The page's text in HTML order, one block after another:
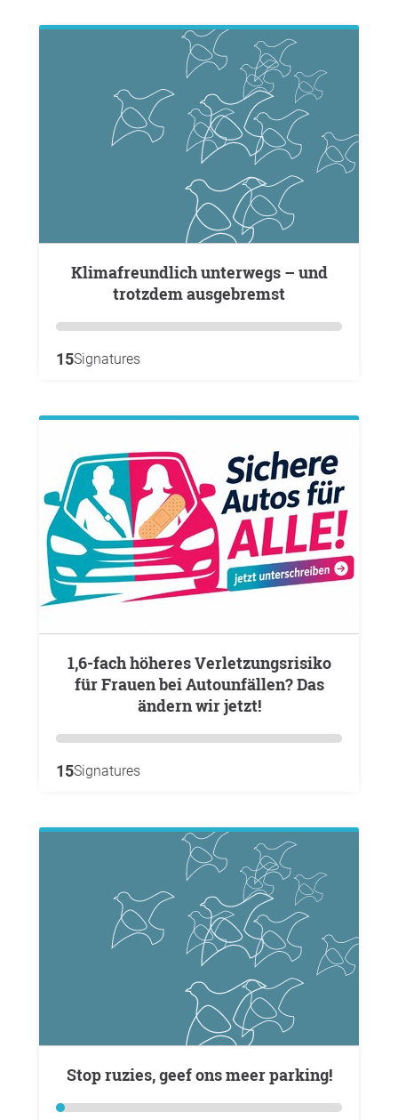
Klimafreundlich unterwegs – und
trotzdem ausgebremst
15Signatures
1,6-fach höheres Verletzungsrisiko
für Frauen bei Autounfällen? Das
ändern wir jetzt!
15Signatures
Stop ruzies, geef ons meer parking!